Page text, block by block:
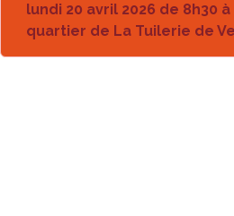
lundi 20 avril 2026 de 8h30 à
quartier de La Tuilerie de